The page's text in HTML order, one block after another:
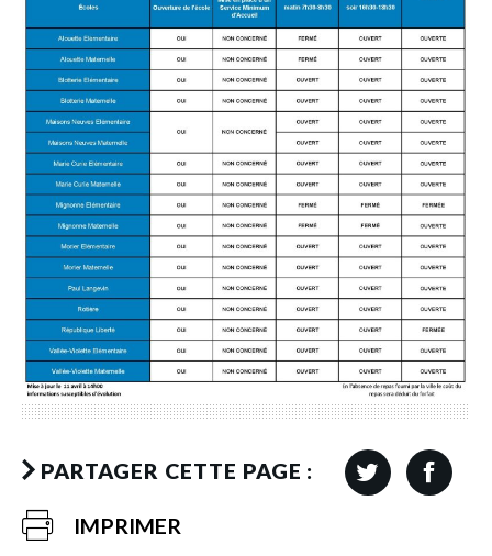
PARTAGER CETTE PAGE :
IMPRIMER